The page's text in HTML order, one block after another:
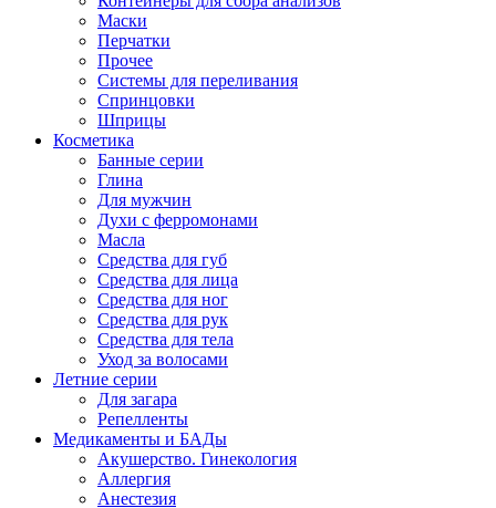
Маски
Перчатки
Прочее
Системы для переливания
Спринцовки
Шприцы
Косметика
Банные серии
Глина
Для мужчин
Духи с ферромонами
Масла
Средства для губ
Средства для лица
Средства для ног
Средства для рук
Средства для тела
Уход за волосами
Летние серии
Для загара
Репелленты
Медикаменты и БАДы
Акушерство. Гинекология
Аллергия
Анестезия